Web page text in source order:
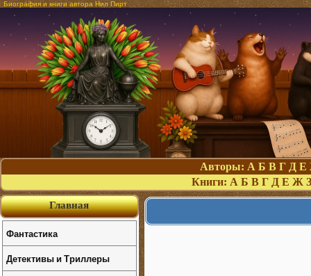
Биография и книги автора Нил Пирт
Авторы: А Б В Г Д Е
Книги: А Б В Г Д Е Ж З
Главная
Фантастика
Детективы и Триллеры